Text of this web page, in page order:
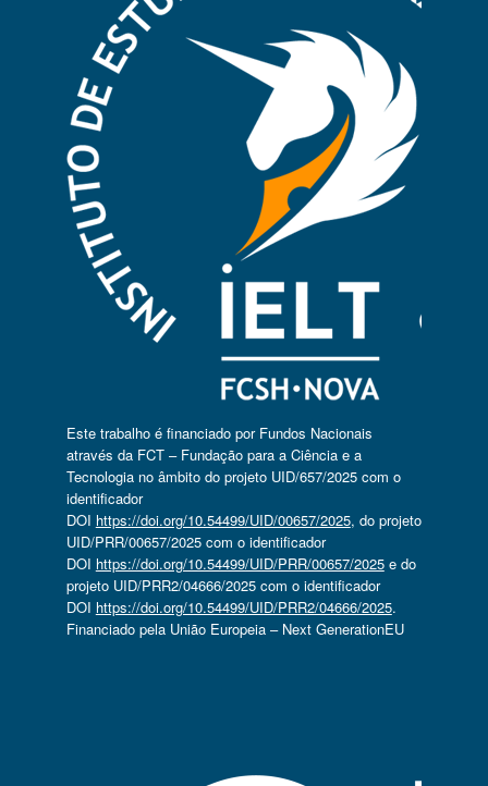
Este trabalho é financiado por Fundos Nacionais
através da FCT – Fundação para a Ciência e a
Tecnologia no âmbito do projeto UID/657/2025 com o
identificador
DOI https://doi.org/10.54499/UID/00657/2025, do projeto
UID/PRR/00657/2025 com o identificador
DOI https://doi.org/10.54499/UID/PRR/00657/2025e do
projeto UID/PRR2/04666/2025 com o identificador
DOI https://doi.org/10.54499/UID/PRR2/04666/2025.
Financiado pela União Europeia – Next GenerationEU